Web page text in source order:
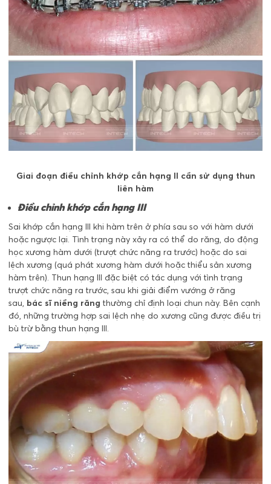
Giai đoạn điều chỉnh khớp cắn hạng II cần sử dụng thun
liên hàm
Điều chỉnh khớp cắn hạng III
Sai khớp cắn hạng III khi hàm trên ở phía sau so với hàm dưới
hoặc ngược lại. Tình trạng này xảy ra có thể do răng, do động
học xương hàm dưới (trượt chức năng ra trước) hoặc do sai
lệch xương (quá phát xương hàm dưới hoặc thiểu sản xương
hàm trên). Thun hạng III đặc biệt có tác dụng với tình trạng
trượt chức năng ra trước, sau khi giải điểm vướng ở răng
sau, bác sĩ niềng răng thường chỉ định loại chun này. Bên cạnh
đó, những trường hợp sai lệch nhẹ do xương cũng được điều trị
bù trừ bằng thun hạng III.